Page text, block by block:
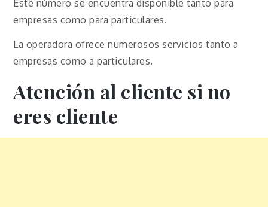
Este número se encuentra disponible tanto para
empresas como para particulares.
La operadora ofrece numerosos servicios tanto a
empresas como a particulares.
Atención al cliente si no
eres cliente